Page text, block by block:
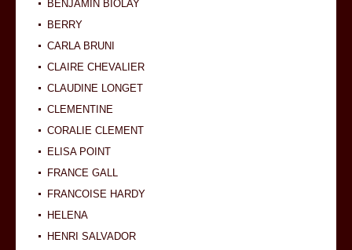
BENJAMIN BIOLAY
BERRY
CARLA BRUNI
CLAIRE CHEVALIER
CLAUDINE LONGET
CLEMENTINE
CORALIE CLEMENT
ELISA POINT
FRANCE GALL
FRANCOISE HARDY
HELENA
HENRI SALVADOR